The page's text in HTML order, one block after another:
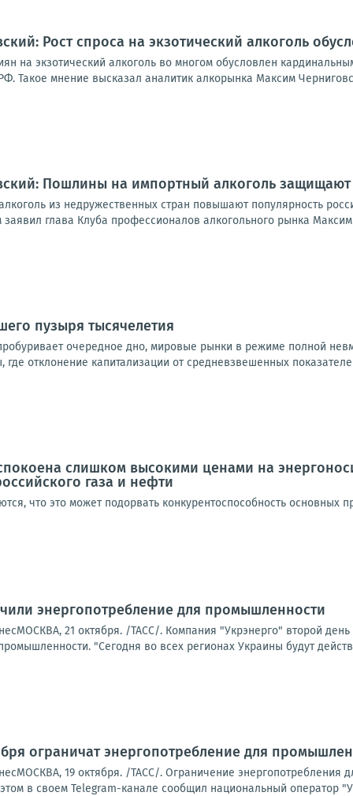
Рост спроса на экзотический алкоголь
на экзотический алкоголь во многом обусловлен
Такое мнение высказал аналитик алкорынка Максим
Пошлины на импортный алкоголь
из недружественных стран повышают популярность
глава Клуба профессионалов алкогольного рынка
пузыря тысячелетия
очередное дно, мировые рынки в режиме полной
где отклонение капитализации от средневзвешенных
слишком высокими ценами на
газа и нефти
что это может подорвать конкурентоспособность
энергопотребление для промышленности
21 октября. /ТАСС/. Компания "Укрэнерго" второй
"Сегодня во всех регионах Украины будут
ограничат энергопотребление для
19 октября. /ТАСС/. Ограничение энергопотребления
в своем Telegram-канале сообщил национальный оператор